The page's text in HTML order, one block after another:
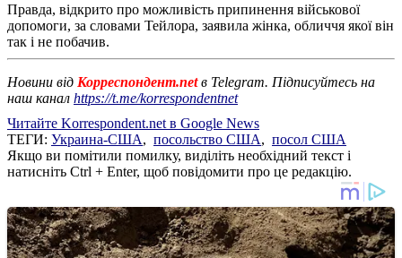
Правда, відкрито про можливість припинення військової
допомоги, за словами Тейлора, заявила жінка, обличчя якої він
так і не побачив.
Новини від Корреспондент.netв Telegram. Підписуйтесь на
наш канал https://t.me/korrespondentnet
Читайте Korrespondent.net в Google News
ТЕГИ: Украина-США, посольство США, посол США
Якщо ви помітили помилку, виділіть необхідний текст і
натисніть Ctrl + Enter, щоб повідомити про це редакцію.